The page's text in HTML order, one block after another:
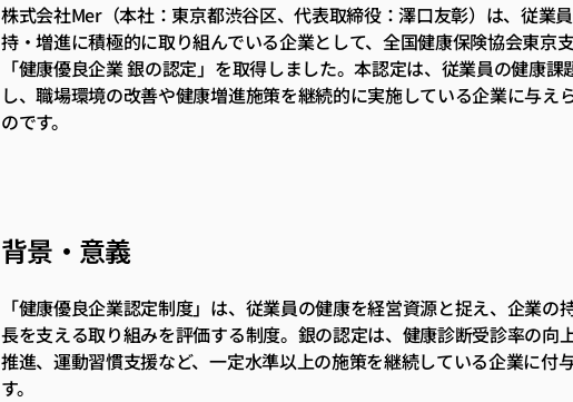
株式会社Mer（本社：東京都渋谷区、代表取締役：澤口友彰）は、従業
持・増進に積極的に取り組んでいる企業として、全国健康保険協会東京
「健康優良企業 銀の認定」を取得しました。本認定は、従業員の健康課
し、職場環境の改善や健康増進施策を継続的に実施している企業に与え
のです。
背景・意義
「健康優良企業認定制度」は、従業員の健康を経営資源と捉え、企業の
長を支える取り組みを評価する制度。銀の認定は、健康診断受診率の向
推進、運動習慣支援など、一定水準以上の施策を継続している企業に付
す。